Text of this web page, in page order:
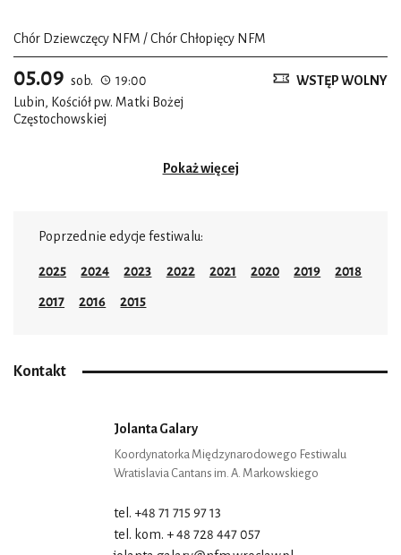
Chór Dziewczęcy NFM / Chór Chłopięcy NFM
05.09 sob.
19:00
Lubin, Kościół pw. Matki Bożej
Częstochowskiej
WSTĘP WOLNY
Pokaż więcej
Poprzednie edycje festiwalu:
2025 2024 2023 2022 2021 2020 2019 2018
2017 2016 2015
Kontakt
Jolanta Galary
Koordynatorka Międzynarodowego Festiwalu
Wratislavia Cantans im. A. Markowskiego
tel. +48 71 715 97 13
tel. kom. + 48 728 447 057